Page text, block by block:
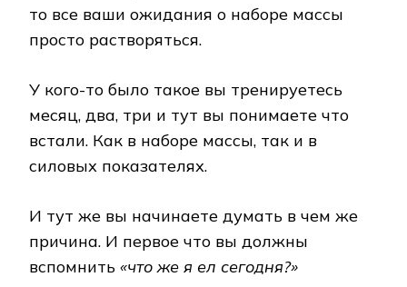
то все ваши ожидания о наборе массы
просто растворяться.
У кого-то было такое вы тренируетесь
месяц, два, три и тут вы понимаете что
встали. Как в наборе массы, так и в
силовых показателях.
И тут же вы начинаете думать в чем же
причина. И первое что вы должны
вспомнить «что же я ел сегодня?»